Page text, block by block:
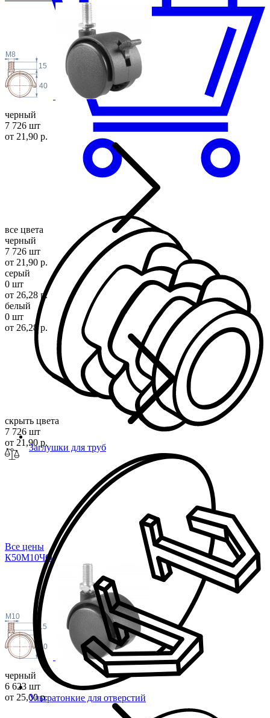
Заглушки для труб
Ультратонкие для отверстий
40
15
M8
черный
7 726 шт
от 21,90 р.
все цвета
черный
7 726 шт
от 21,90 р.
серый
0 шт
от 26,28 р.
белый
0 шт
от 26,28 р.
скрыть цвета
7 726 шт
от 21,90 р.
Все цены
К50М10ЧО
M10
50
15
черный
6 623 шт
от 25,00 р.